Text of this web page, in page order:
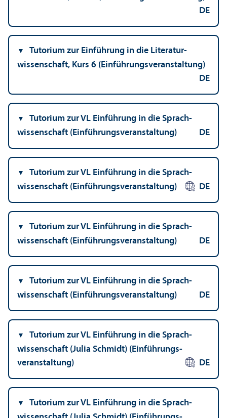
DE
Tutorium zur Einführung in die Literatur­
wissenschaft, Kurs 6 (Einführungs­veranstaltung)
DE
Tutorium zur VL Einführung in die Sprach­
wissenschaft (Einführungs­veranstaltung)
DE
Tutorium zur VL Einführung in die Sprach­
wissenschaft (Einführungs­veranstaltung)
DE
Tutorium zur VL Einführung in die Sprach­
wissenschaft (Einführungs­veranstaltung)
DE
Tutorium zur VL Einführung in die Sprach­
wissenschaft (Einführungs­veranstaltung)
DE
Tutorium zur VL Einführung in die Sprach­
wissenschaft (Julia Schmidt) (Einführungs­
veranstaltung)
DE
Tutorium zur VL Einführung in die Sprach­